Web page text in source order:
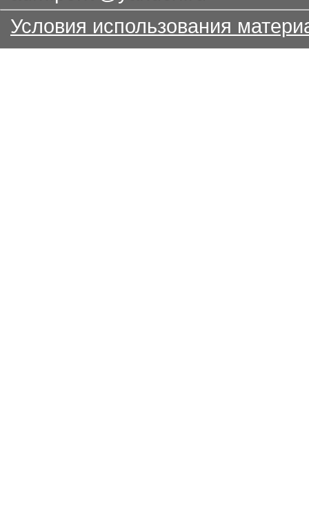
Условия использования